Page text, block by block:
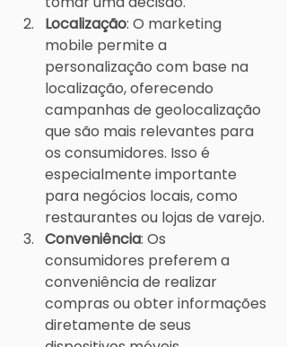
Localização: O marketing
mobile permite a
personalização com base na
localização, oferecendo
campanhas de geolocalização
que são mais relevantes para
os consumidores. Isso é
especialmente importante
para negócios locais, como
restaurantes ou lojas de varejo.
Conveniência: Os
consumidores preferem a
conveniência de realizar
compras ou obter informações
diretamente de seus